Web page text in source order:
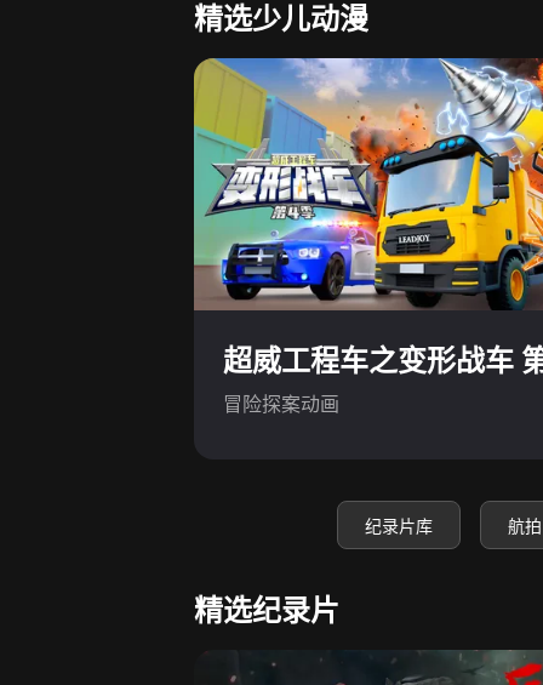
精选少儿动漫
冒险探案动画
纪录片库 航
精选纪录片